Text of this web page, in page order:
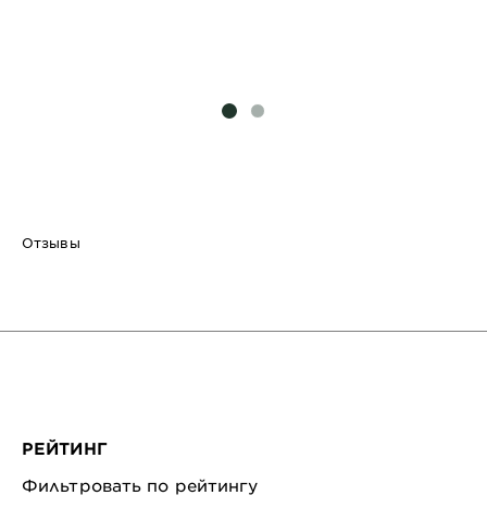
SLIDE 1SLIDE 2
Отзывы
РЕЙТИНГ
Фильтровать по рейтингу